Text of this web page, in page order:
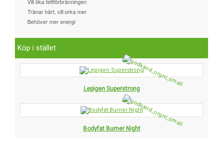
Tränar hårt, vill orka mer
Behöver mer energi
Köp i stället
Lepigen Superstrong
Bodyfat Burner Night